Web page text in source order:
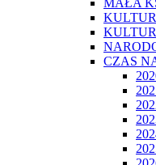
MAŁA
CZAS